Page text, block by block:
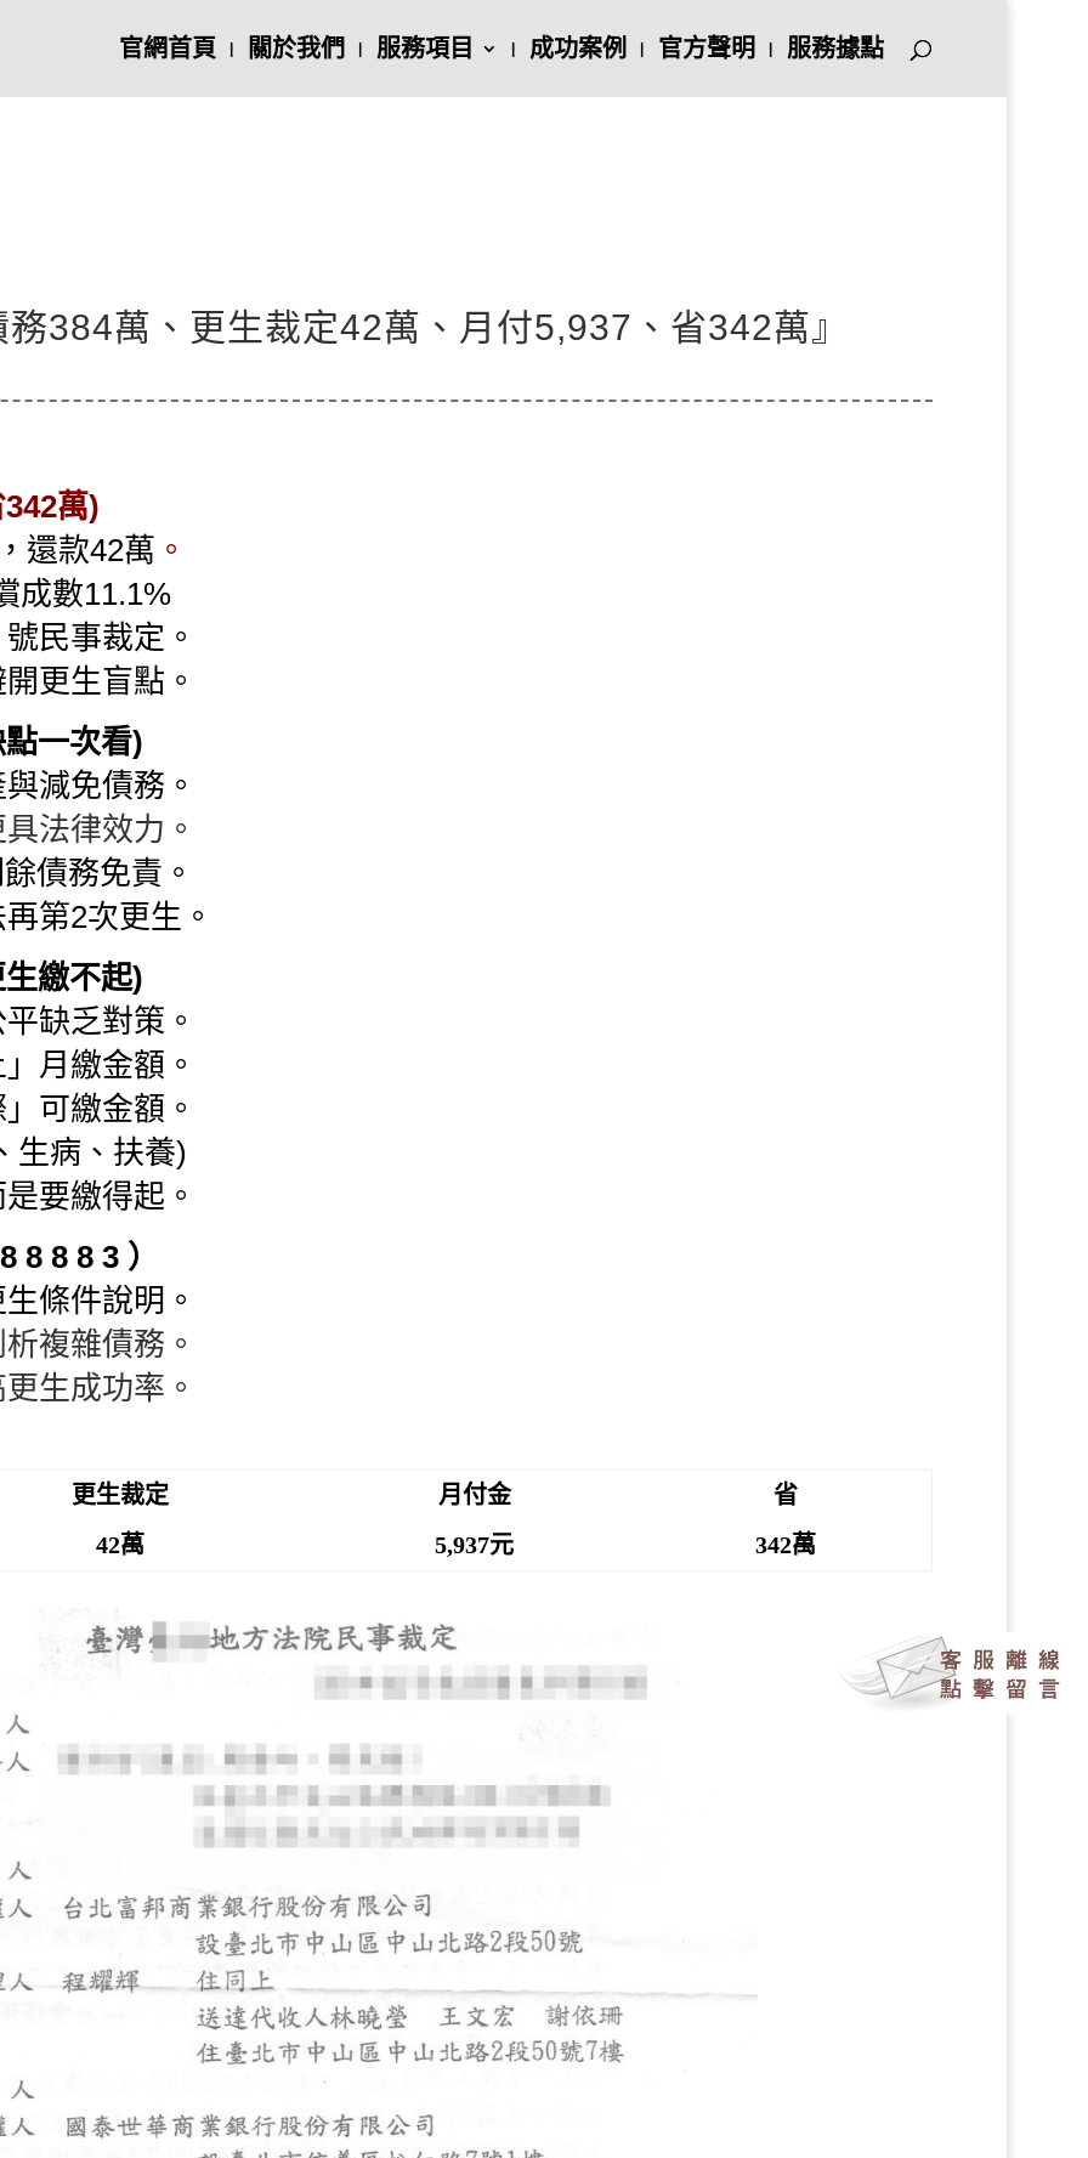
官網首頁 關於我們 服務項目 成功案例 官方聲明 服務據點
384萬、更生裁定42萬、月付5,937、省342萬』
萬)
還款42萬 。
成數11.1%
號民事裁定 。
更生盲點。
一次看)
減免債務。
法律效力。
債務免責。
第2次更生。
繳不起)
缺乏對策。
」 月繳金額。
」 可繳金額。
生病、扶養)
要繳得起。
8 8 3 ）
條件說明 。
複雜債務。
生成功率。
更生裁定 月付金
省
42萬
5,937元 342萬